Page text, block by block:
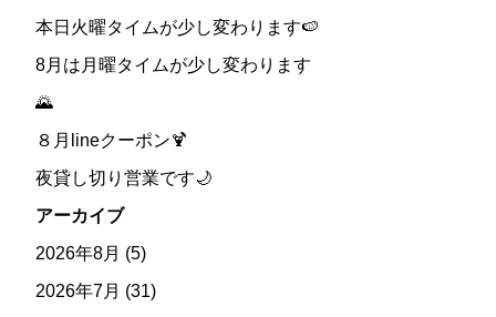
本日火曜タイムが少し変わります🍉
8月は月曜タイムが少し変わります
🌄
８月lineクーポン🍹
夜貸し切り営業です🌙
アーカイブ
2026年8月 (5)
2026年7月 (31)